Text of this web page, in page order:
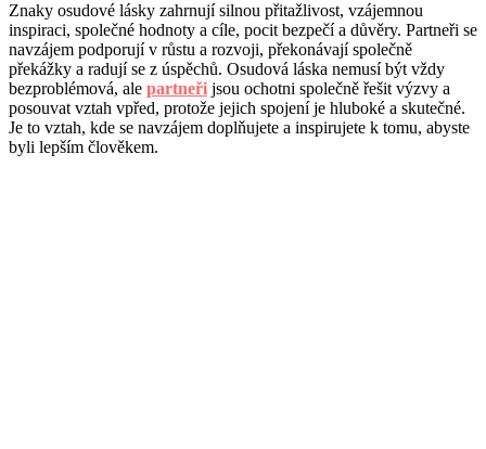
Znaky osudové lásky zahrnují silnou přitažlivost, vzájemnou
inspiraci, společné hodnoty a cíle, pocit bezpečí a důvěry. Partneři se
navzájem podporují v růstu a rozvoji, překonávají společně
překážky a radují se z úspěchů. Osudová láska nemusí být vždy
bezproblémová, ale partneři jsou ochotni společně řešit výzvy a
posouvat vztah vpřed, protože jejich spojení je hluboké a skutečné.
Je to vztah, kde se navzájem doplňujete a inspirujete k tomu, abyste
byli lepším člověkem.